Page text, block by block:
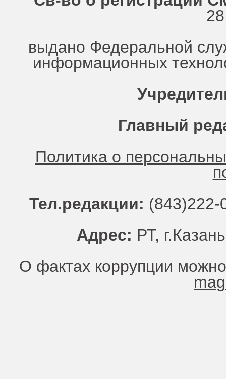
выдано Федеральной
информационных
Главный
Политика о
Тел.редакции:
Адрес: РТ,
О фактах коррупции